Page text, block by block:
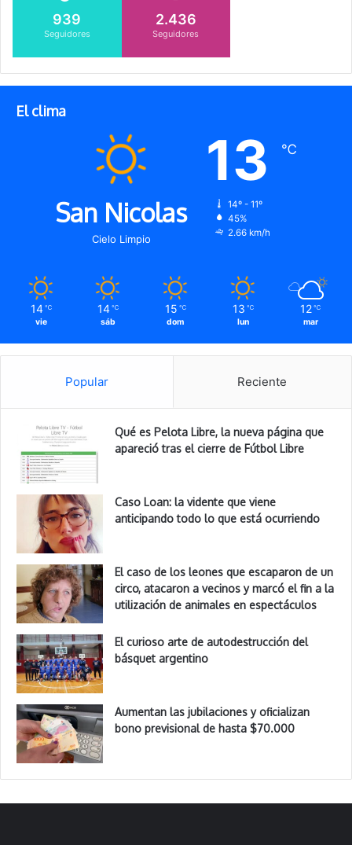
939
Seguidores
2.436
Seguidores
El clima
San Nicolas
Cielo Limpio
13 ℃
14º - 11º
45%
2.66 km/h
14 ℃
vie
14 ℃
sáb
15 ℃
dom
13 ℃
lun
12 ℃
mar
Popular Reciente
Qué es Pelota Libre, la nueva página que
apareció tras el cierre de Fútbol Libre
Caso Loan: la vidente que viene
anticipando todo lo que está ocurriendo
El caso de los leones que escaparon de un
circo, atacaron a vecinos y marcó el fin a la
utilización de animales en espectáculos
El curioso arte de autodestrucción del
básquet argentino
Aumentan las jubilaciones y oficializan
bono previsional de hasta $70.000